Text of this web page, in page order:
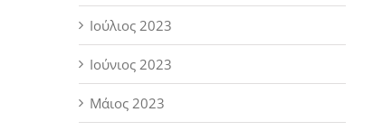
Ιούλιος 2023
Ιούνιος 2023
Μάιος 2023